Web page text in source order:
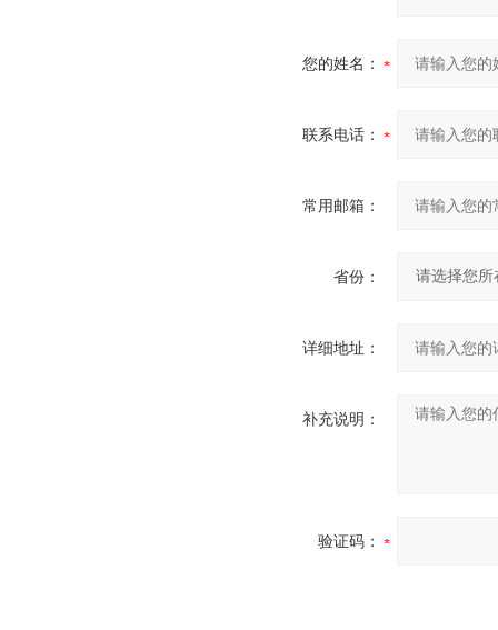
您的姓名：
联系电话：
常用邮箱：
省份：
详细地址：
补充说明：
验证码：